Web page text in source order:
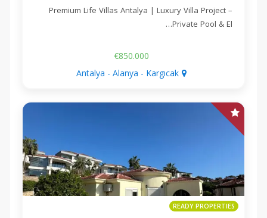
Premium Life Villas Antalya | Luxury Villa Project –
Private Pool & El…
€850.000
Antalya - Alanya - Kargıcak
READY PROPERTIES